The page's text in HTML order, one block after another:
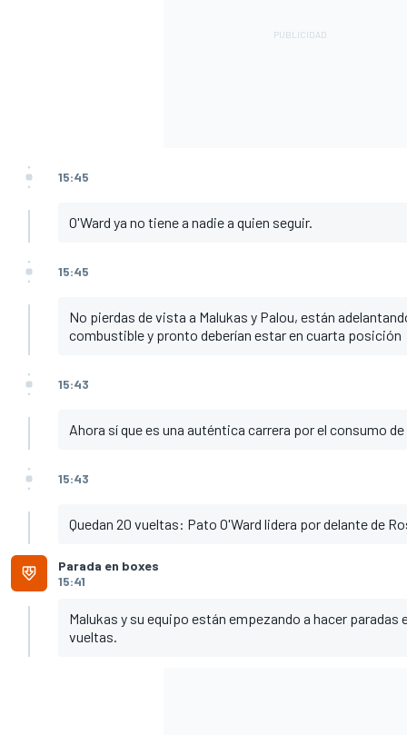
15:45
O'Ward ya no tiene a nadie a quien seguir.
15:45
No pierdas de vista a Malukas y Palou, están
combustible y pronto deberían estar en cuarta posición
15:43
Ahora sí que es una auténtica carrera por el consumo
15:43
Quedan 20 vueltas: Pato O'Ward lidera por delante de
Parada en boxes
15:41
Malukas y su equipo están empezando a hacer paradas
vueltas.